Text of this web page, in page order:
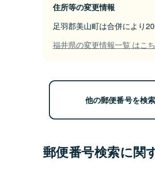
住所等の変更情報
足羽郡美山町は合併により
福井県の変更情報一覧 はこ
他の郵便番号を検
郵便番号検索に関